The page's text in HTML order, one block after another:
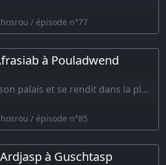
/ épisode n°77
à Pouladwend
Afrasiab sortit de son palais et se rendit dans la plaine ; Il avait hâte de commencer l…
/ épisode n°85
à Guschtasp